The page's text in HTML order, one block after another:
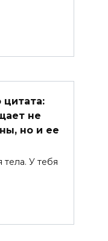
не
но и ее
У тебя